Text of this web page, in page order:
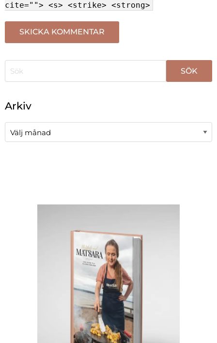
cite=""> <s> <strike> <strong>
Arkiv